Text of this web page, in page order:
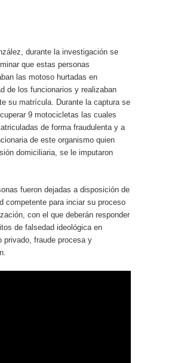
durante la investigación se
que estas personas
las motoso hurtadas en
de los funcionarios y realizaban
su matrícula. Durante la captura se
9 motocicletas las cuales
de forma fraudulenta y a
de este organismo quien
domiciliaria, se le imputaron
fueron dejadas a disposición de
competente para inciar su proceso
con el que deberán responder
de falsedad ideológica en
privado, fraude procesa y